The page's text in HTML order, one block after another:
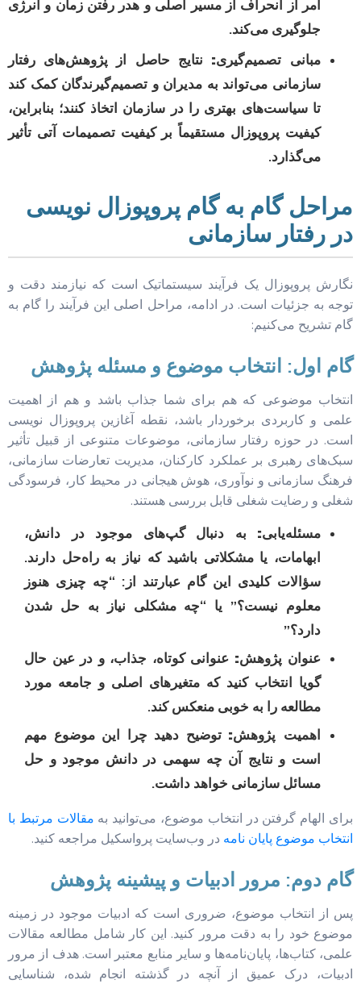
امر از انحراف از مسیر اصلی و هدر رفتن زمان و انرژی
جلوگیری می‌کند.
مبانی تصمیم‌گیری: نتایج حاصل از پژوهش‌های رفتار
سازمانی می‌تواند به مدیران و تصمیم‌گیرندگان کمک کند
تا سیاست‌های بهتری را در سازمان اتخاذ کنند؛ بنابراین،
کیفیت پروپوزال مستقیماً بر کیفیت تصمیمات آتی تأثیر
می‌گذارد.
مراحل گام به گام پروپوزال نویسی
در رفتار سازمانی
نگارش پروپوزال یک فرآیند سیستماتیک است که نیازمند دقت و
توجه به جزئیات است. در ادامه، مراحل اصلی این فرآیند را گام به
گام تشریح می‌کنیم:
گام اول: انتخاب موضوع و مسئله پژوهش
انتخاب موضوعی که هم برای شما جذاب باشد و هم از اهمیت
علمی و کاربردی برخوردار باشد، نقطه آغازین پروپوزال نویسی
است. در حوزه رفتار سازمانی، موضوعات متنوعی از قبیل تأثیر
سبک‌های رهبری بر عملکرد کارکنان، مدیریت تعارضات سازمانی،
فرهنگ سازمانی و نوآوری، هوش هیجانی در محیط کار، فرسودگی
شغلی و رضایت شغلی قابل بررسی هستند.
مسئله‌یابی: به دنبال گپ‌های موجود در دانش،
ابهامات، یا مشکلاتی باشید که نیاز به راه‌حل دارند.
سؤالات کلیدی این گام عبارتند از: “چه چیزی هنوز
معلوم نیست؟” یا “چه مشکلی نیاز به حل شدن
دارد؟”
عنوان پژوهش: عنوانی کوتاه، جذاب، و در عین حال
گویا انتخاب کنید که متغیرهای اصلی و جامعه مورد
مطالعه را به خوبی منعکس کند.
اهمیت پژوهش: توضیح دهید چرا این موضوع مهم
است و نتایج آن چه سهمی در دانش موجود و حل
مسائل سازمانی خواهد داشت.
برای الهام گرفتن در انتخاب موضوع، می‌توانید به مقالات مرتبط با
انتخاب موضوع پایان نامه در وب‌سایت پرواسکیل مراجعه کنید.
گام دوم: مرور ادبیات و پیشینه پژوهش
پس از انتخاب موضوع، ضروری است که ادبیات موجود در زمینه
موضوع خود را به دقت مرور کنید. این کار شامل مطالعه مقالات
علمی، کتاب‌ها، پایان‌نامه‌ها و سایر منابع معتبر است. هدف از مرور
ادبیات، درک عمیق از آنچه در گذشته انجام شده، شناسایی